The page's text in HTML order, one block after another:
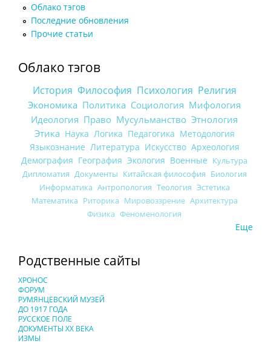
Облако тэгов
Последние обновления
Прочие статьи
Облако тэгов
История Философия Психология Религия
Экономика Политика Социология Мифология
Идеология Право Мусульманство Этнология
Этика Наука Логика Педагогика Методология
Языкознание Литература Искусство Археология
Демография География Экология Военные Культура
Дипломатия Документы Китайская философия Биология
Информатика Антропология Теология Эстетика
Математика Риторика Мировоззрение Архитектура
Физика Феноменология
Еще
Родственные сайты
ХРОНОС
ФОРУМ
РУМЯНЦЕВСКИЙ МУЗЕЙ
ДО 1917 ГОДА
РУССКОЕ ПОЛЕ
ДОКУМЕНТЫ XX ВЕКА
ИЗМЫ